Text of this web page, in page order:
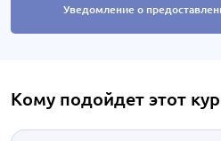
Уведомление о
Кому подойдет этот